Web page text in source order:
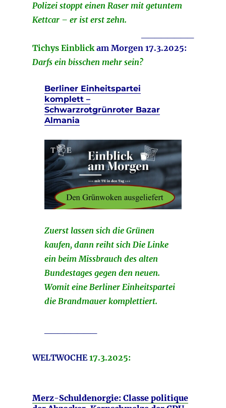
Polizei stoppt einen Raser mit getuntem
Kettcar – er ist erst zehn.
Tichys Einblickam Morgen 17.3.2025:
Darfs ein bisschen mehr sein?
Berliner Einheitspartei
komplett –
Schwarzrotgrünroter Bazar
Almania
Zuerst lassen sich die Grünen
kaufen, dann reiht sich Die Linke
ein beim Missbrauch des alten
Bundestages gegen den neuen.
Womit eine Berliner Einheitspartei
die Brandmauer komplettiert.
WELTWOCHE17.3.2025:
Merz-Schuldenorgie: Classe politique